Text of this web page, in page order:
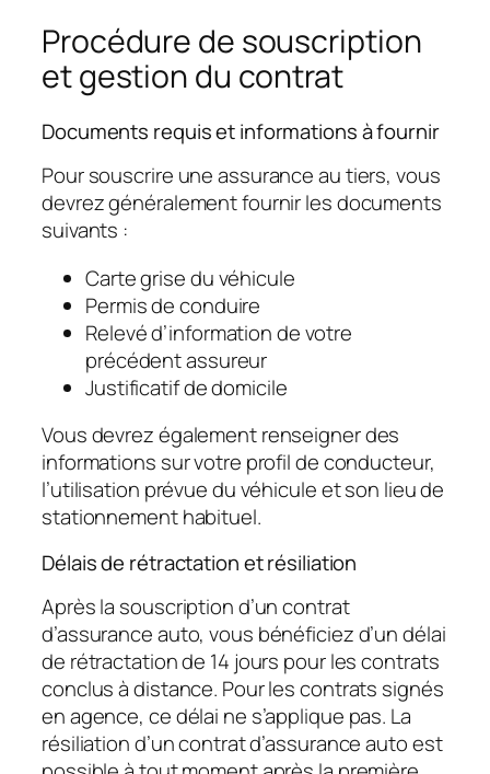
Procédure de souscription
et gestion du contrat
Documents requis et informations à fournir
Pour souscrire une assurance au tiers, vous
devrez généralement fournir les documents
suivants :
Carte grise du véhicule
Permis de conduire
Relevé d’information de votre
précédent assureur
Justificatif de domicile
Vous devrez également renseigner des
informations sur votre profil de conducteur,
l’utilisation prévue du véhicule et son lieu de
stationnement habituel.
Délais de rétractation et résiliation
Après la souscription d’un contrat
d’assurance auto, vous bénéficiez d’un délai
de rétractation de 14 jours pour les contrats
conclus à distance. Pour les contrats signés
en agence, ce délai ne s’applique pas. La
résiliation d’un contrat d’assurance auto est